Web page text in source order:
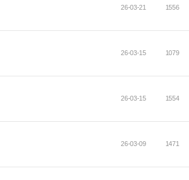
26-03-21 1556
26-03-15 1079
26-03-15 1554
26-03-09 1471